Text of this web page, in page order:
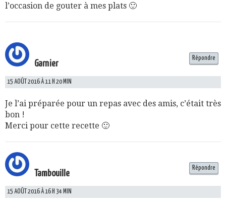
l’occasion de gouter à mes plats 🙂
Garnier
15 AOÛT 2016 À 11 H 20 MIN
Je l’ai préparée pour un repas avec des amis, c’était très
bon !
Merci pour cette recette 🙂
Répondre
Tambouille
15 AOÛT 2016 À 16 H 34 MIN
Répondre